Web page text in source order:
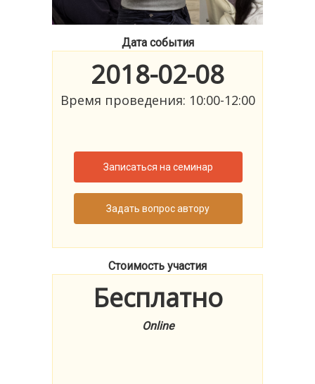
Дата события
2018-02-08
Время проведения: 10:00-12:00
Записаться на семинар
Задать вопрос автору
Стоимость участия
Бесплатно
Online